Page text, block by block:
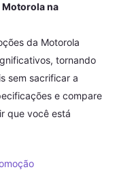
Motorola na
da Motorola
tornando
sem sacrificar a
e compare
que você está